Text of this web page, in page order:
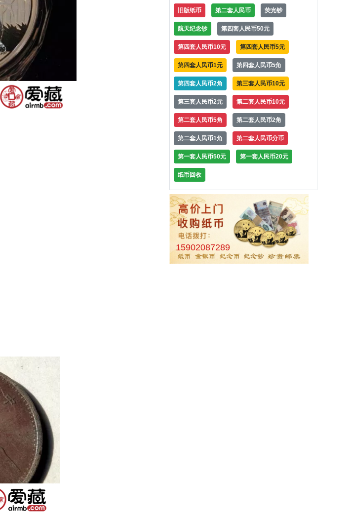
旧版纸币 第二套人民币 荧光钞
航天纪念钞 第四套人民币50元
第四套人民币10元 第四套人民币5元
第四套人民币1元 第四套人民币5角
第四套人民币2角 第三套人民币10元
第三套人民币2元 第二套人民币10元
第二套人民币5角 第二套人民币2角
第二套人民币1角 第二套人民币分币
第一套人民币50元 第一套人民币20元
纸币回收
15902087289